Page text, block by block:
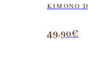
KIMONO
49,90€